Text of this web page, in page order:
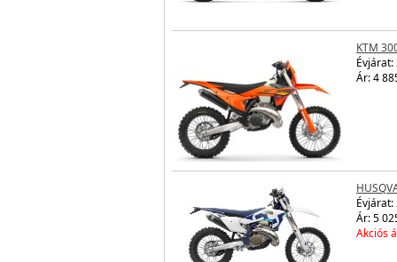
KTM
Évjárat:
Ár: 4
Évjárat:
Ár: 5
Akciós